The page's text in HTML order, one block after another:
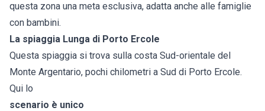
questa zona una meta esclusiva, adatta anche alle famiglie
con bambini.
La spiaggia Lunga di Porto Ercole
Questa spiaggia si trova sulla costa Sud-orientale del
Monte Argentario, pochi chilometri a Sud di Porto Ercole.
Qui lo
scenario è unico